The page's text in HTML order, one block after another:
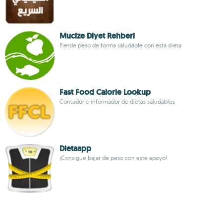
Mucize Diyet Rehberi
Pierde peso de forma saludable con esta dieta
Fast Food Calorie Lookup
Contador e informador de dietas saludables
Dietaapp
¡Consigue bajar de peso con este apoyo!